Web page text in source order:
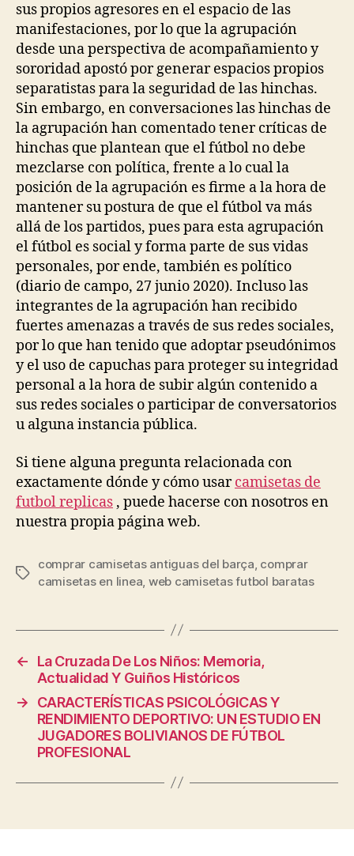
sus propios agresores en el espacio de las
manifestaciones, por lo que la agrupación
desde una perspectiva de acompañamiento y
sororidad apostó por generar espacios propios
separatistas para la seguridad de las hinchas.
Sin embargo, en conversaciones las hinchas de
la agrupación han comentado tener críticas de
hinchas que plantean que el fútbol no debe
mezclarse con política, frente a lo cual la
posición de la agrupación es firme a la hora de
mantener su postura de que el fútbol va más
allá de los partidos, pues para esta agrupación
el fútbol es social y forma parte de sus vidas
personales, por ende, también es político
(diario de campo, 27 junio 2020). Incluso las
integrantes de la agrupación han recibido
fuertes amenazas a través de sus redes sociales,
por lo que han tenido que adoptar pseudónimos
y el uso de capuchas para proteger su integridad
personal a la hora de subir algún contenido a
sus redes sociales o participar de conversatorios
u alguna instancia pública.
Si tiene alguna pregunta relacionada con
exactamente dónde y cómo usarcamisetas de
futbol replicas , puede hacerse con nosotros en
nuestra propia página web.
Etiquetas
comprar camisetas antiguas del barça comprar
camisetas en linea web camisetas futbol baratas
←
La Cruzada De Los Niños: Memoria,
Actualidad Y Guiños Históricos
→
CARACTERÍSTICAS PSICOLÓGICAS Y
RENDIMIENTO DEPORTIVO: UN ESTUDIO EN
JUGADORES BOLIVIANOS DE FÚTBOL
PROFESIONAL